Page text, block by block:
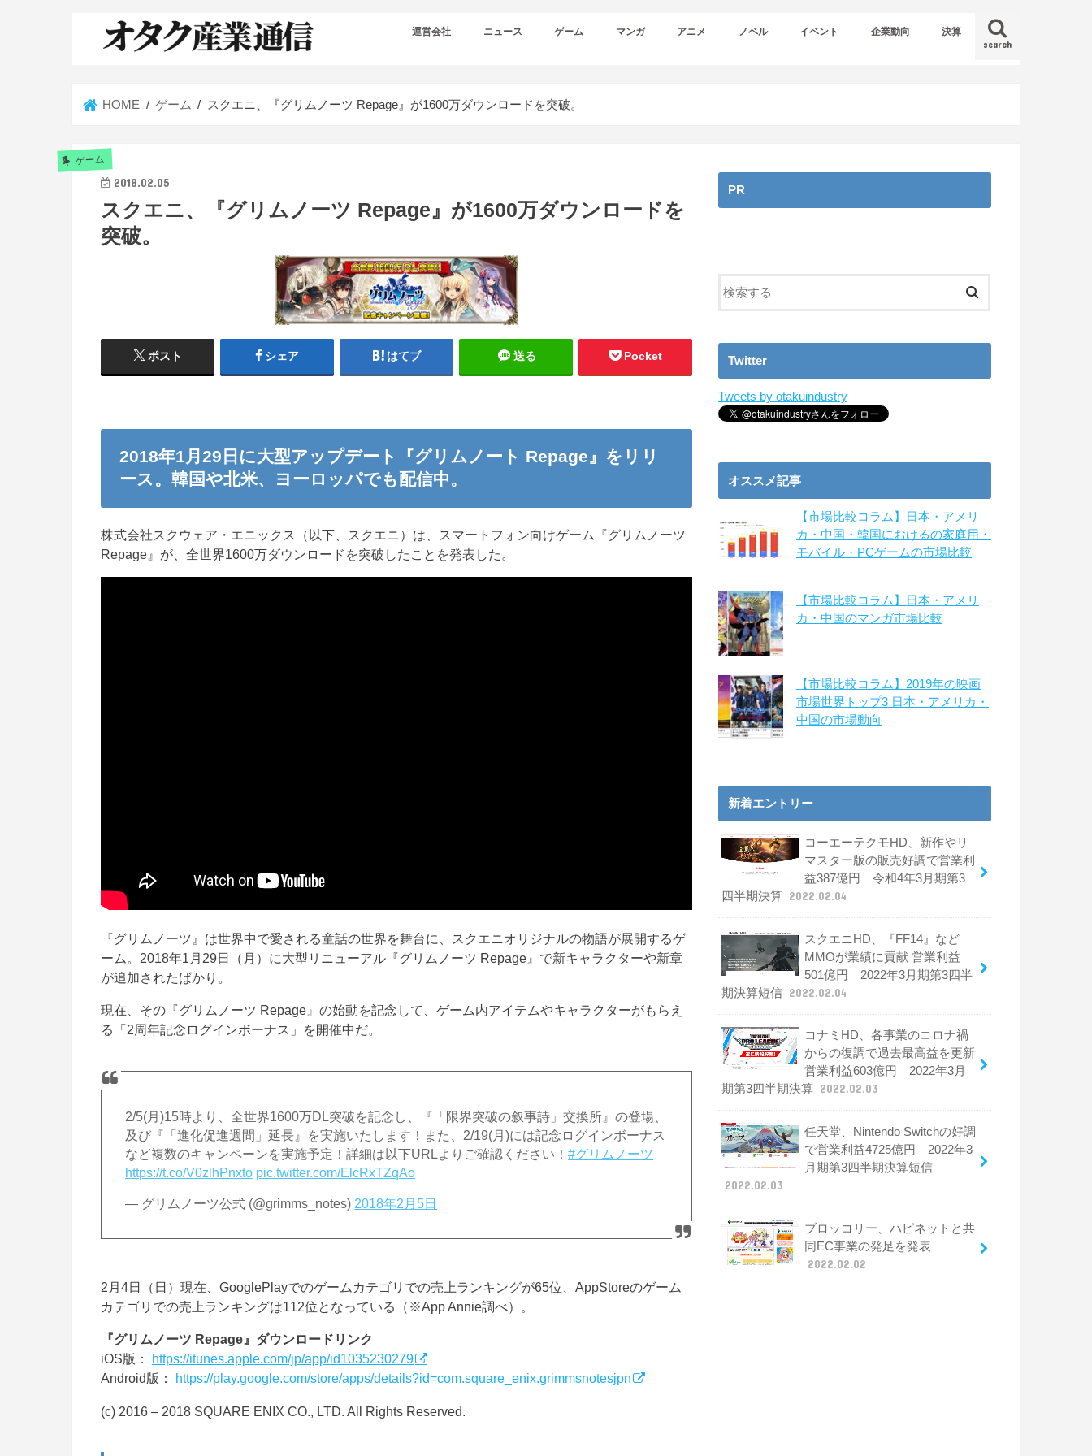
search
運営会社 ニュース ゲーム マンガ アニメ ノベル イベント 企業動向 決算
HOME ゲーム スクエニ、『グリムノーツ Repage』が1600万ダウンロードを突破。
ゲーム
2018.02.05
スクエニ、『グリムノーツ Repage』が1600万ダウンロードを
突破。
ポスト シェア はてブ 送る Pocket
2018年1月29日に大型アップデート『グリムノート Repage』をリリ
ース。韓国や北米、ヨーロッパでも配信中。
株式会社スクウェア・エニックス（以下、スクエニ）は、スマートフォン向けゲーム『グリムノーツ
Repage』が、全世界1600万ダウンロードを突破したことを発表した。
『グリムノーツ』は世界中で愛される童話の世界を舞台に、スクエニオリジナルの物語が展開するゲ
ーム。2018年1月29日（月）に大型リニューアル『グリムノーツ Repage』で新キャラクターや新章
が追加されたばかり。
現在、その『グリムノーツ Repage』の始動を記念して、ゲーム内アイテムやキャラクターがもらえ
る「2周年記念ログインボーナス」を開催中だ。
2/5(月)15時より、全世界1600万DL突破を記念し、『「限界突破の叙事詩」交換所』の登場、
及び『「進化促進週間」延長』を実施いたします！また、2/19(月)には記念ログインボーナス
など複数のキャンペーンを実施予定！詳細は以下URLよりご確認ください！#グリムノーツ
https://t.co/V0zlhPnxto pic.twitter.com/ElcRxTZqAo
— グリムノーツ公式 (@grimms_notes)2018年2月5日
2月4日（日）現在、GooglePlayでのゲームカテゴリでの売上ランキングが65位、AppStoreのゲーム
カテゴリでの売上ランキングは112位となっている（※App Annie調べ）。
『グリムノーツ Repage』ダウンロードリンク
iOS版： https://itunes.apple.com/jp/app/id1035230279
Android版： https://play.google.com/store/apps/details?id=com.square_enix.grimmsnotesjpn
(c) 2016 – 2018 SQUARE ENIX CO., LTD. All Rights Reserved.
PR
Twitter
Tweets by otakuindustry
オススメ記事
【市場比較コラム】日本・アメリ
カ・中国・韓国におけるの家庭用・
モバイル・PCゲームの市場比較
【市場比較コラム】日本・アメリ
カ・中国のマンガ市場比較
【市場比較コラム】2019年の映画
市場世界トップ3 日本・アメリカ・
中国の市場動向
新着エントリー
コーエーテクモHD、新作やリ
マスター版の販売好調で営業利
益387億円 令和4年3月期第3
四半期決算 2022.02.04
スクエニHD、『FF14』など
MMOが業績に貢献 営業利益
501億円 2022年3月期第3四半
期決算短信 2022.02.04
コナミHD、各事業のコロナ禍
からの復調で過去最高益を更新
営業利益603億円 2022年3月
期第3四半期決算 2022.02.03
任天堂、Nintendo Switchの好調
で営業利益4725億円 2022年3
月期第3四半期決算短信
2022.02.03
ブロッコリー、ハピネットと共
同EC事業の発足を発表
2022.02.02